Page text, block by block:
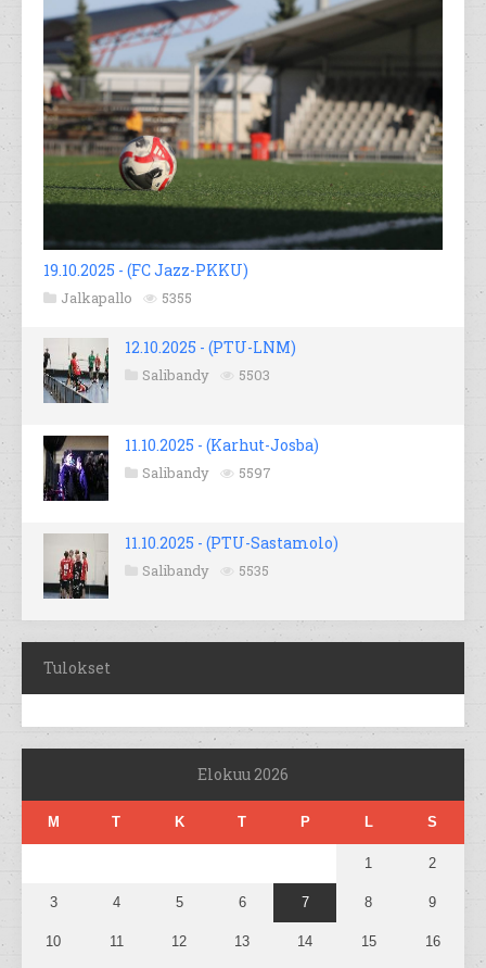
19.10.2025 - (FC Jazz-PKKU)
Jalkapallo 5355
12.10.2025 - (PTU-LNM)
Salibandy 5503
11.10.2025 - (Karhut-Josba)
Salibandy 5597
11.10.2025 - (PTU-Sastamolo)
Salibandy 5535
Tulokset
Elokuu 2026
M T K T P L S
1 2
3 4 5 6 7 8 9
10 11 12 13 14 15 16